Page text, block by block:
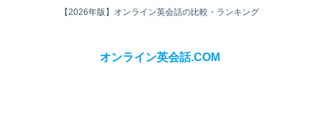
【2026年版】オンライン英会話の比較・ランキング
オンライン英会話.COM